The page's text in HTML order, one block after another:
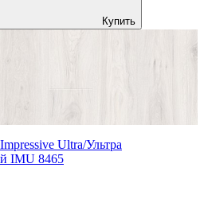
Купить
Ultra/Ультра
IMU 8465